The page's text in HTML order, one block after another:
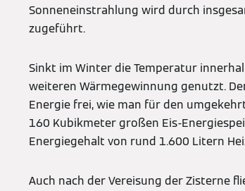
Sonneneinstrahlung wird durch
zugeführt.
Sinkt im Winter die Temperatur
weiteren Wärmegewinnung genutzt.
Energie frei, wie man für den
160 Kubikmeter großen Eis-
Energiegehalt von rund 1.600 Litern
Auch nach der Vereisung der Zisterne